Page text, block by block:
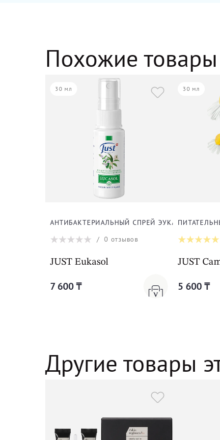
Похожие товары
30 мл
АНТИБАКТЕРИАЛЬНЫЙ СПРЕЙ ЭУКАСОЛ
/0 отзывов
JUST Eukasol
7 600 ₸
30 мл
JUST
5 600 ₸
Другие товары